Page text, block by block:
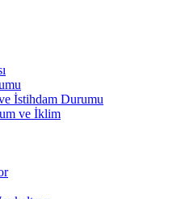
İstihdam Durumu
ve İklim